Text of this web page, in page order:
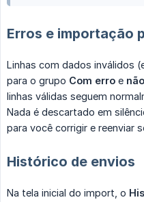
Erros e importação
Linhas com dados inválidos
para o grupo Com erro e
linhas válidas seguem
Nada é descartado em
para você corrigir e reenviar
Histórico de envios
Na tela inicial do import, o